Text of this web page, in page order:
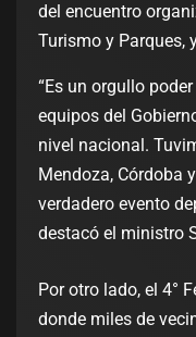
del encuentro
Turismo y Parques,
“Es un orgullo
equipos del
nivel nacional.
Mendoza, Córdoba
verdadero evento
destacó el ministro
Por otro lado, el 4°
donde miles de